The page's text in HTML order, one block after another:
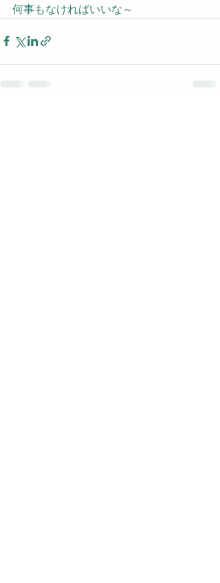
何事もなければいいな～